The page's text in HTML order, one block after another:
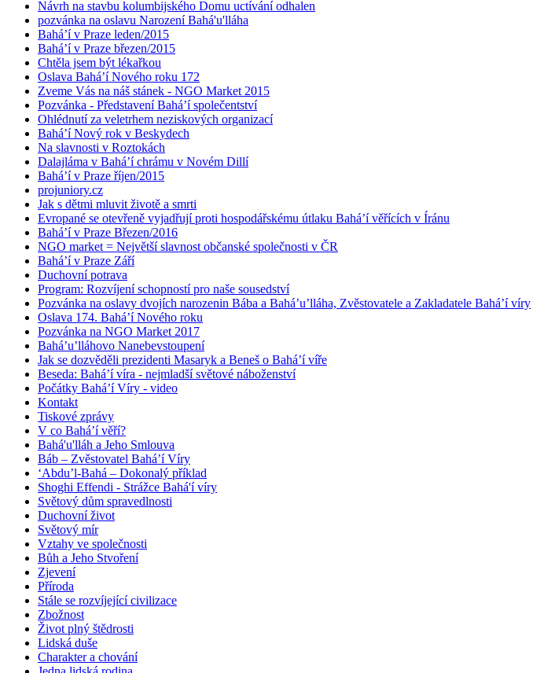
Návrh na stavbu kolumbijského Domu uctívání odhalen
pozvánka na oslavu Narození Bahá'u'lláha
Bahá’í v Praze leden/2015
Bahá’í v Praze březen/2015
Chtěla jsem být lékařkou
Oslava Bahá’í Nového roku 172
Zveme Vás na náš stánek - NGO Market 2015
Pozvánka - Představení Bahá’í společentství
Ohlédnutí za veletrhem neziskových organizací
Bahá’í Nový rok v Beskydech
Na slavnosti v Roztokách
Dalajláma v Bahá’í chrámu v Novém Dillí
Bahá’í v Praze říjen/2015
projuniory.cz
Jak s dětmi mluvit životě a smrti
Evropané se otevřeně vyjadřují proti hospodářskému útlaku Bahá’í věřících v Íránu
Bahá’í v Praze Březen/2016
NGO market = Největší slavnost občanské společnosti v ČR
Bahá’í v Praze Září
Duchovní potrava
Program: Rozvíjení schopností pro naše sousedství
Pozvánka na oslavy dvojích narozenin Bába a Bahá’u’lláha, Zvěstovatele a Zakladatele Bahá’í víry
Oslava 174. Bahá’í Nového roku
Pozvánka na NGO Market 2017
Bahá’u’lláhovo Nanebevstoupení
Jak se dozvěděli prezidenti Masaryk a Beneš o Bahá’í víře
Beseda: Bahá’í víra - nejmladší světové náboženství
Počátky Bahá’í Víry - video
Kontakt
Tiskové zprávy
V co Bahá’í věří?
Bahá'u'lláh a Jeho Smlouva
Báb – Zvěstovatel Bahá’í Víry
‘Abdu’l-Bahá – Dokonalý příklad
Shoghi Effendi - Strážce Bahá'í víry
Světový dům spravedlnosti
Duchovní život
Světový mír
Vztahy ve společnosti
Bůh a Jeho Stvoření
Zjevení
Příroda
Stále se rozvíjející civilizace
Zbožnost
Život plný štědrosti
Lidská duše
Charakter a chování